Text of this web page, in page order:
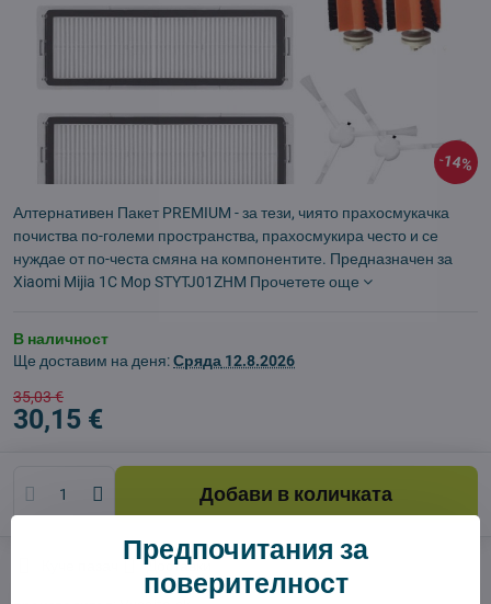
14%
Алтернативен Пакет PREMIUM - за тези, чиято прахосмукачка
почиства по-големи пространства, прахосмукира често и се
нуждае от по-честа смяна на компонентите. Предназначен за
Xiaomi Mijia 1C Mop STYTJ01ZHM Прочетете още
В наличност
Ще доставим на деня:Сряда 12.8.2026
35,03 €
30,15 €
Добави в количката
Доставки
Предпочитания за
поверителност